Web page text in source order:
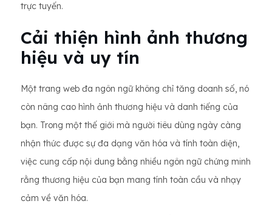
trực tuyến.
Cải thiện hình ảnh thương
hiệu và uy tín
Một trang web đa ngôn ngữ không chỉ tăng doanh số, nó
còn nâng cao hình ảnh thương hiệu và danh tiếng của
bạn. Trong một thế giới mà người tiêu dùng ngày càng
nhận thức được sự đa dạng văn hóa và tính toàn diện,
việc cung cấp nội dung bằng nhiều ngôn ngữ chứng minh
rằng thương hiệu của bạn mang tính toàn cầu và nhạy
cảm về văn hóa.